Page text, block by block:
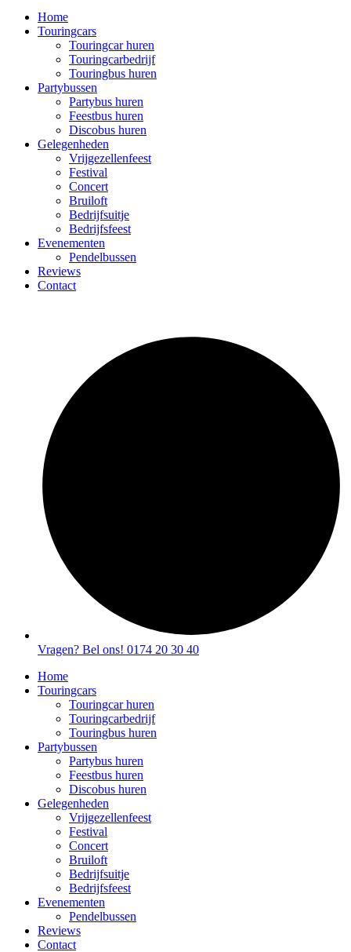
Home
Touringcars
Touringcar huren
Touringcarbedrijf
Touringbus huren
Partybussen
Partybus huren
Feestbus huren
Discobus huren
Gelegenheden
Vrijgezellenfeest
Festival
Concert
Bruiloft
Bedrijfsuitje
Bedrijfsfeest
Evenementen
Pendelbussen
Reviews
Contact
Vragen? Bel ons! 0174 20 30 40
Home
Touringcars
Touringcar huren
Touringcarbedrijf
Touringbus huren
Partybussen
Partybus huren
Feestbus huren
Discobus huren
Gelegenheden
Vrijgezellenfeest
Festival
Concert
Bruiloft
Bedrijfsuitje
Bedrijfsfeest
Evenementen
Pendelbussen
Reviews
Contact